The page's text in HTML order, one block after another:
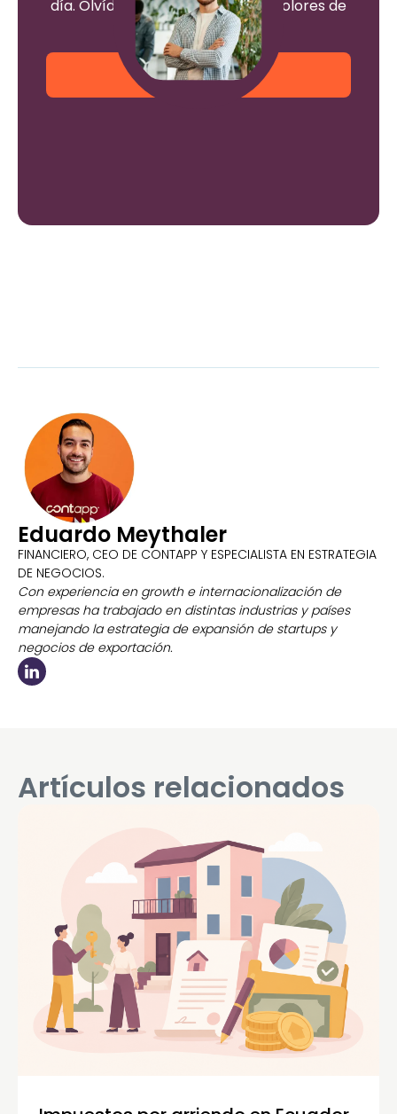
día. Olvídate de las multas y los dolores de
cabeza.
¡Empieza hoy!
Eduardo Meythaler
FINANCIERO, CEO DE CONTAPP Y ESPECIALISTA EN ESTRATEGIA
DE NEGOCIOS.
Con experiencia en growth e internacionalización de
empresas ha trabajado en distintas industrias y países
manejando la estrategia de expansión de startups y
negocios de exportación.
Artículos relacionados